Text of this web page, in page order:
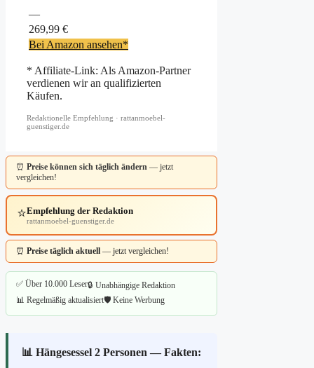
—
269,99 €
Bei Amazon ansehen*
* Affiliate-Link: Als Amazon-Partner
verdienen wir an qualifizierten
Käufen.
Redaktionelle Empfehlung · rattanmoebel-
guenstiger.de
⏰ Preise können sich täglich ändern — jetzt
vergleichen!
⭐Empfehlung der Redaktion
rattanmoebel-guenstiger.de
⏰ Preise täglich aktuell — jetzt vergleichen!
✅ Über 10.000 Leser🔒 Unabhängige Redaktion
📊 Regelmäßig aktualisiert🛡️ Keine Werbung
📊 Hängesessel 2 Personen — Fakten: